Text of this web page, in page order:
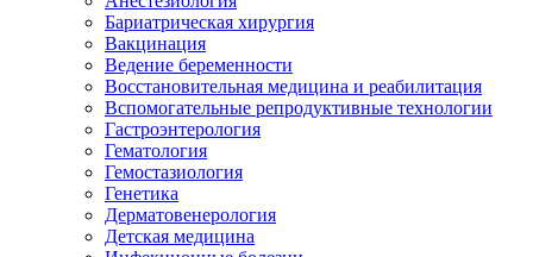
Бариатрическая хирургия
Вакцинация
Ведение беременности
Восстановительная медицина и реабилитация
Вспомогательные репродуктивные технологии
Гастроэнтерология
Гематология
Гемостазиология
Генетика
Дерматовенерология
Детская медицина